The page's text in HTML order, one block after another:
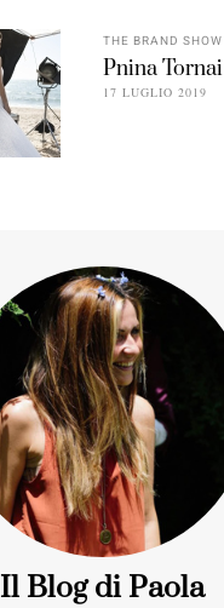
THE BRAND SHOW
Pnina Tornai
17 LUGLIO 2019
Il Blog di Paola